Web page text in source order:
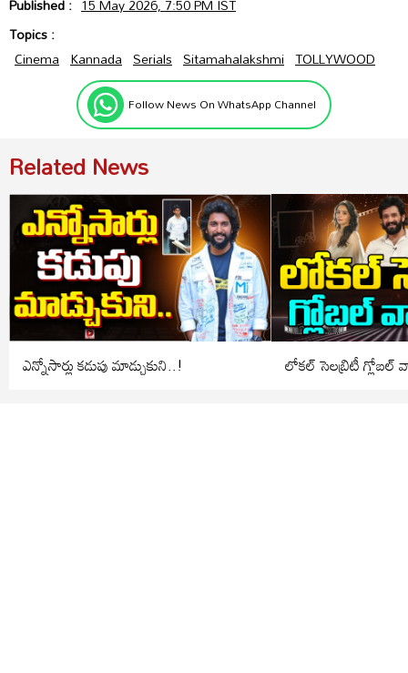
Topics :
Cinema Kannada Serials Sitamahalakshmi TOLLYWOOD
Follow News On WhatsApp Channel
Related News
ఎన్నోసార్లు కడుపు మాడ్చుకుని..! లోకల్ సెలబ్రిటీ గ్లోబల్